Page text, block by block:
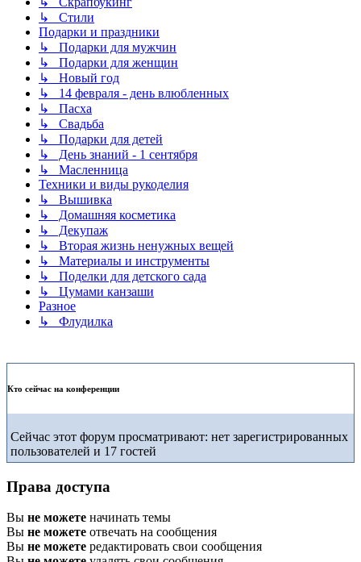
↳ Стили
Подарки и праздники
↳ Подарки для мужчин
↳ Подарки для женщин
↳ Новый год
↳ 14 февраля - день влюбленных
↳ Пасха
↳ Свадьба
↳ Подарки для детей
↳ День знаний - 1 сентября
↳ Масленница
Техники и виды рукоделия
↳ Вышивка
↳ Домашняя косметика
↳ Декупаж
↳ Вторая жизнь ненужных вещей
↳ Материалы и инструменты
↳ Поделки для детского сада
↳ Цумами канзаши
Разное
↳ Флудилка
Кто сейчас на конференции
Сейчас этот форум просматривают: нет зарегистрированных
пользователей и 17 гостей
Права доступа
Вы не можете начинать темы
Вы не можете отвечать на сообщения
Вы не можете редактировать свои сообщения